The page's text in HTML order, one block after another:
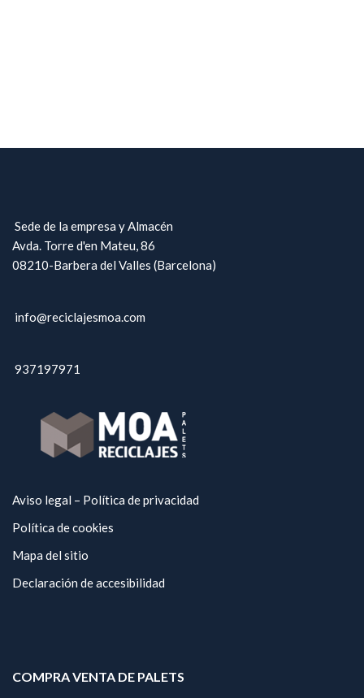
Sede de la empresa y Almacén
Avda. Torre d'en Mateu, 86
08210-Barbera del Valles (Barcelona)
info@reciclajesmoa.com
937197971
Aviso legal – Política de privacidad
Política de cookies
Mapa del sitio
Declaración de accesibilidad
COMPRA VENTA DE PALETS